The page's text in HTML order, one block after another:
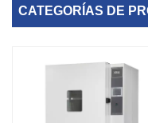
CATEGORÍAS DE